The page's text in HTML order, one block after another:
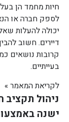
חיות מחמד הן
לספק חברה או
יכולה להעלות
דיירים. חשוב
קרובות נושאים
בעייתיים.
לקריאת המאמר »
ניהול
ישנה